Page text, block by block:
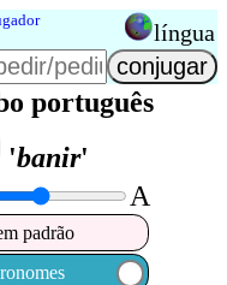
língua
português
'banir'
A
padrão